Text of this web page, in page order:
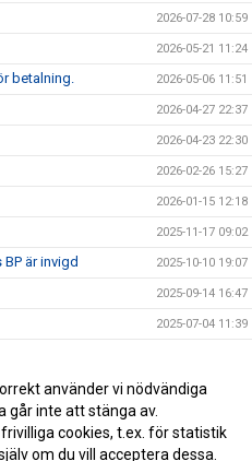
2026-07-28 10:59
2026-05-21 11:24
betalning. 2026-05-06 11:51
2026-04-27 22:37
2026-04-23 22:30
2026-02-26 15:27
2026-01-15 12:18
2025-11-17 09:02
är invigd 2025-10-10 19:07
2025-09-14 16:47
2025-07-04 11:39
2025-04-01 15:48
använder vi nödvändiga
går inte att stänga av.
cookies, t.ex. för statistik
om du vill acceptera dessa.